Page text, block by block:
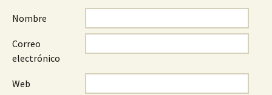
Nombre
Correo
electrónico
Web